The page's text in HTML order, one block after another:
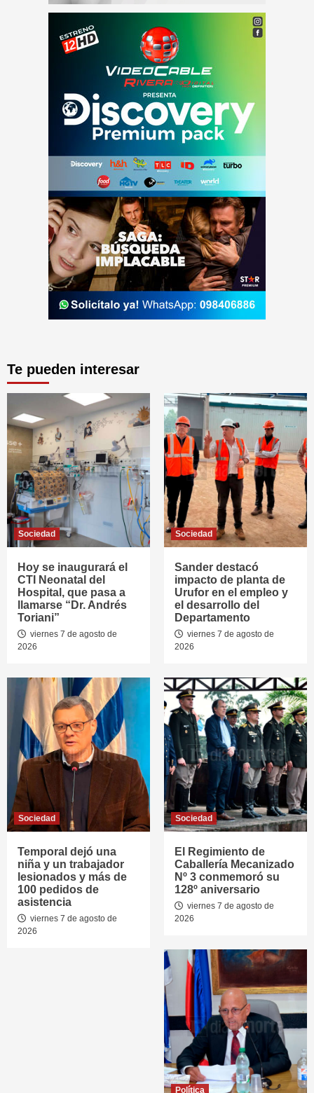
Te pueden interesar
Sociedad
Hoy se inaugurará el
CTI Neonatal del
Hospital, que pasa a
llamarse “Dr. Andrés
Toriani”
viernes 7 de agosto de
2026
Sociedad
Sander destacó
impacto de planta de
Urufor en el empleo y
el desarrollo del
Departamento
viernes 7 de agosto de
2026
Sociedad
Temporal dejó una
niña y un trabajador
lesionados y más de
100 pedidos de
asistencia
viernes 7 de agosto de
2026
Sociedad
El Regimiento de
Caballería Mecanizado
Nº 3 conmemoró su
128º aniversario
viernes 7 de agosto de
2026
Política